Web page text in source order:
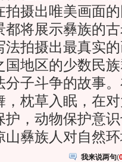
拍摄出唯美画面
都将展示彝族的
法拍摄出最真实
国地区的少数民
分子斗争的故事
，枕草入眠，在
，动物保护意
山彝族人对自然
我来说两句(